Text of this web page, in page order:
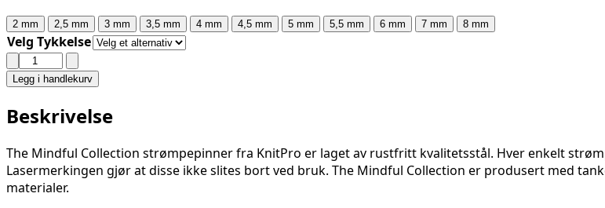
2 mm 2,5 mm 3 mm 3,5 mm 4 mm 4,5 mm 5 mm 5,5 mm 6 mm 7 mm 8 mm
Velg Tykkelse
MINDFUL
STRØMPEPINNER
antall
Legg i handlekurv
Beskrivelse
The Mindful Collection strømpepinner fra KnitPro er laget av rustfritt kvalitetsstål. Hver enkelt
Lasermerkingen gjør at disse ikke slites bort ved bruk. The Mindful Collection er produsert med
materialer.